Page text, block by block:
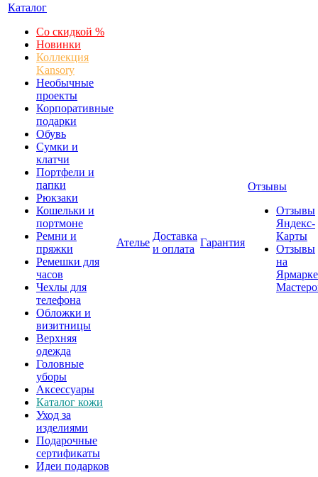
Каталог
Со скидкой %
Новинки
Коллекция
Kansory
Необычные
проекты
Корпоративные
подарки
Обувь
Сумки и
клатчи
Портфели и
папки
Рюкзаки
Кошельки и
портмоне
Ремни и
пряжки
Ремешки для
часов
Чехлы для
телефона
Обложки и
визитницы
Верхняя
одежда
Головные
уборы
Аксессуары
Каталог кожи
Уход за
изделиями
Подарочные
сертификаты
Идеи подарков
Ателье
Доставка
и оплата
Гарантия
Отзывы
Отзывы
Яндекс-
Карты
Отзывы
на
Ярмарке